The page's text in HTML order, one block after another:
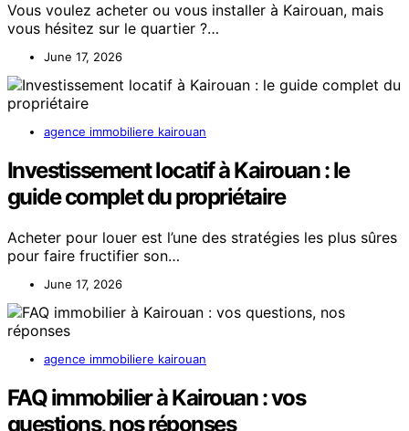
Vous voulez acheter ou vous installer à Kairouan, mais
vous hésitez sur le quartier ?…
June 17, 2026
agence immobiliere kairouan
Investissement locatif à Kairouan : le
guide complet du propriétaire
Acheter pour louer est l’une des stratégies les plus sûres
pour faire fructifier son…
June 17, 2026
agence immobiliere kairouan
FAQ immobilier à Kairouan : vos
questions, nos réponses